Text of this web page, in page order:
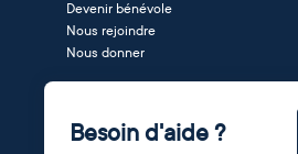
Devenir bénévole
Nous rejoindre
Nous donner
Besoin d'aide ?